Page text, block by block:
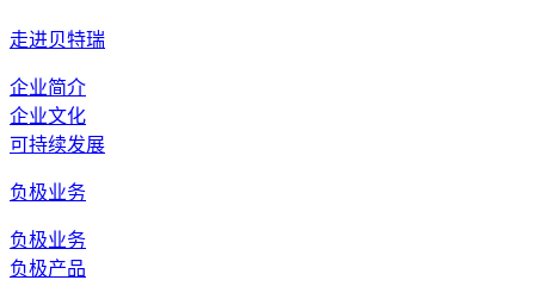
走进贝特瑞
企业简介
企业文化
可持续发展
负极业务
负极业务
负极产品